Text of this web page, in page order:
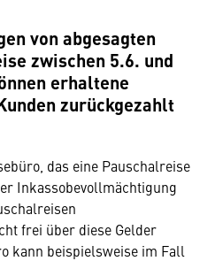
von abgesagten
zwischen 5.6. und
erhaltene
zurückgezahlt
das eine Pauschalreise
Inkassobevollmächtigung
frei über diese Gelder
kann beispielsweise im Fall